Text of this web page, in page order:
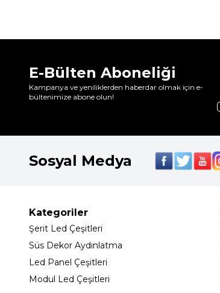
E-Bülten Aboneliği
Kampanya ve yeniliklerden haberdar olmak için e-
bültenimize abone olun!
Sosyal Medya
Kategoriler
Şerit Led Çeşitleri
Süs Dekor Aydınlatma
Led Panel Çeşitleri
Modul Led Çeşitleri